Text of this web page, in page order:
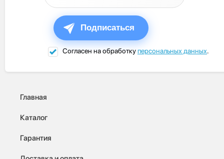
Подписаться
Согласен на обработкуперсональных данных.
Главная
Каталог
Гарантия